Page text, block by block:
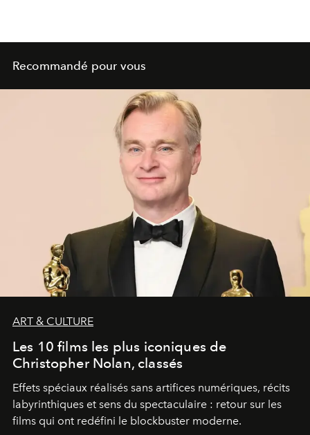
Recommandé pour vous
ART & CULTURE
Les 10 films les plus iconiques de
Christopher Nolan, classés
Effets spéciaux réalisés sans artifices numériques, récits
labyrinthiques et sens du spectaculaire : retour sur les
films qui ont redéfini le blockbuster moderne.